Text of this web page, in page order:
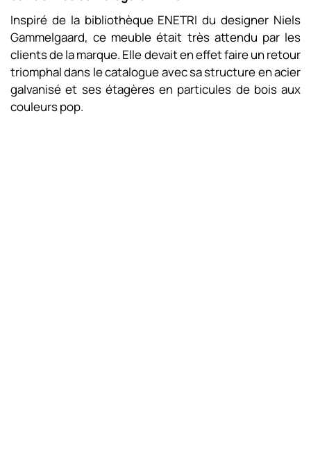
Inspiré de la bibliothèque ENETRI du designer Niels
Gammelgaard, ce meuble était très attendu par les
clients de la marque. Elle devait en effet faire un retour
triomphal dans le catalogue avec sa structure en acier
galvanisé et ses étagères en particules de bois aux
couleurs pop.